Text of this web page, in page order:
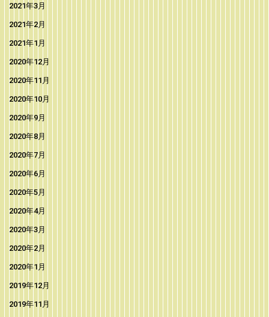
2021年3月
2021年2月
2021年1月
2020年12月
2020年11月
2020年10月
2020年9月
2020年8月
2020年7月
2020年6月
2020年5月
2020年4月
2020年3月
2020年2月
2020年1月
2019年12月
2019年11月